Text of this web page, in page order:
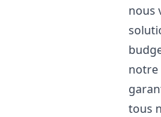
nous
notre
tous